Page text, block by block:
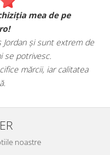
mea de pe
și sunt extrem de
se potrivesc.
mărcii, iar calitatea
noastre